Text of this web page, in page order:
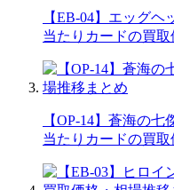
【EB-04】エッグヘ
当たりカードの買
【OP-14】蒼海の七
当たりカードの買